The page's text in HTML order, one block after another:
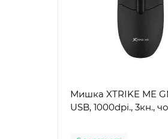
Мишка XTRIKE ME
USB, 1000dpi., 3кн.,